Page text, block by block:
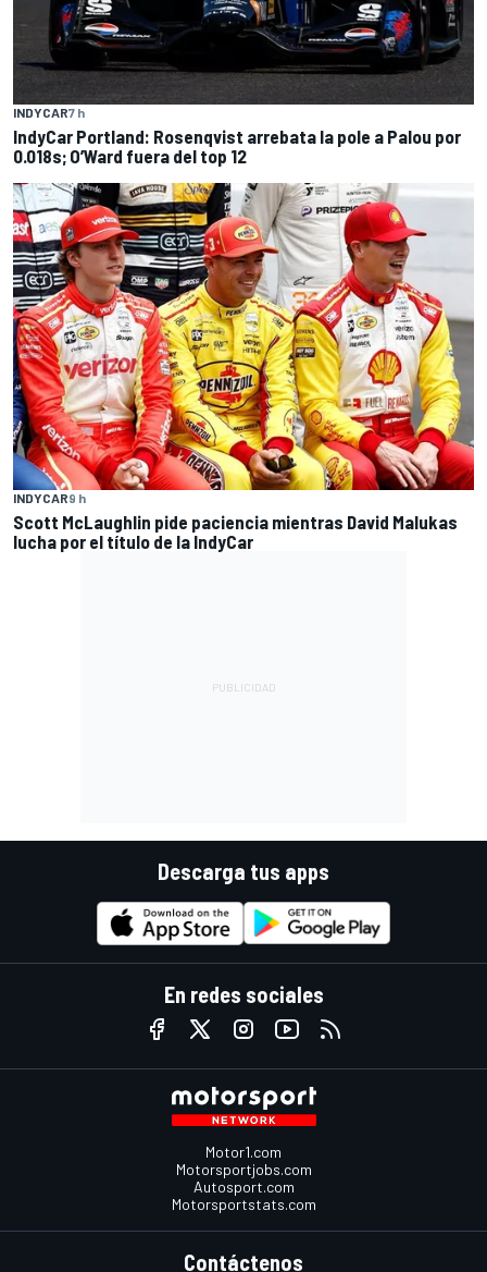
INDYCAR7 h
IndyCar Portland: Rosenqvist arrebata la pole a Palou por
0.018s; O’Ward fuera del top 12
INDYCAR9 h
Scott McLaughlin pide paciencia mientras David Malukas
lucha por el título de la IndyCar
Descarga tus apps
En redes sociales
Motor1.com
Motorsportjobs.com
Autosport.com
Motorsportstats.com
Contáctenos